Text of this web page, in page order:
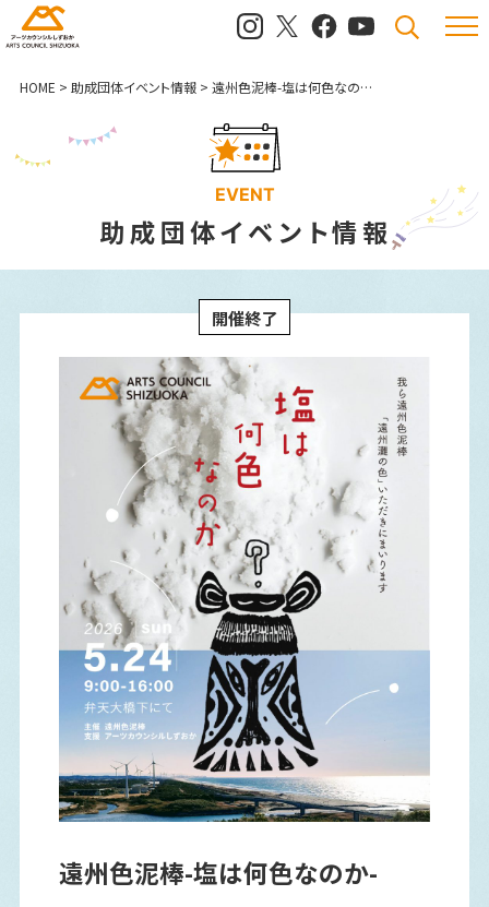
メニュ
検索
HOME > 助成団体イベント情報> 遠州色泥棒-塩は何色なのか-
EVENT
助成団体イベント情報
開催終了
遠州色泥棒-塩は何色なのか-